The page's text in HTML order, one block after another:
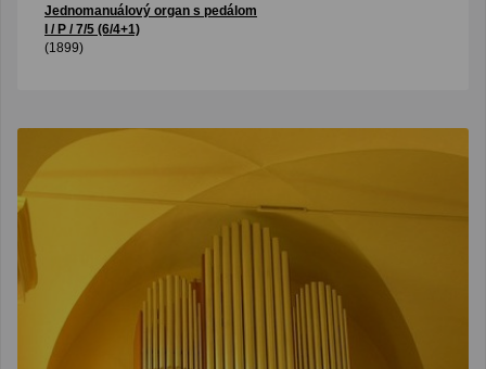
Jednomanuálový organ s pedálom
I / P / 7/5 (6/4+1)
(1899)